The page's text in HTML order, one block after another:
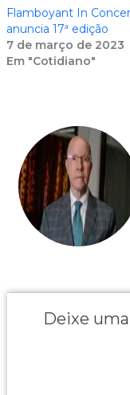
Flamboyant In
anuncia 17ª edição
7 de março de 2023
Em "Cotidiano"
Deixe